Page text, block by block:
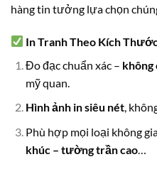
hàng tin tưởng lựa chọn
In Tranh Theo Kích
Đo đạc chuẩn xác – không
mỹ quan.
Hình ảnh in siêu nét,
Phù hợp mọi loại không
khúc – tường trần cao…